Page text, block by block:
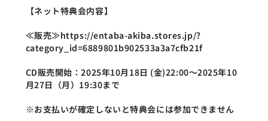
【ネット特典会内容】
≪販売≫https://entaba-akiba.stores.jp/?
category_id=6889801b902533a3a7cfb21f
CD販売開始：2025年10月18日 (金)22:00～2025年10
月27日（月）19:30まで
※お支払いが確定しないと特典会には参加できません